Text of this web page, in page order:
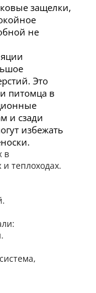
защелки,
не
Это
питомца в
и сзади
избежать
в
теплоходах.